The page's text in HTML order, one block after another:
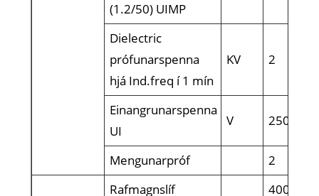
(1.2/50) UIMP
Dielectric
prófunarspenna
hjá Ind.freq í 1 mín
KV 2
Einangrunarspenna
UI
V 250
Mengunarpróf 2
Rafmagnslíf
4000